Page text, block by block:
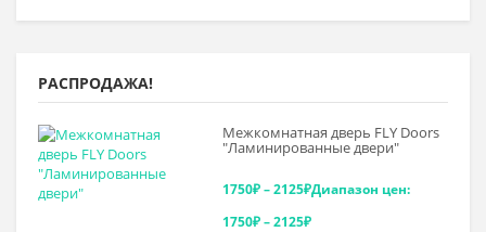
РАСПРОДАЖА!
Межкомнатная дверь FLY Doors
"Ламинированные двери"
1750₽–2125₽Диапазон цен:
1750₽ – 2125₽